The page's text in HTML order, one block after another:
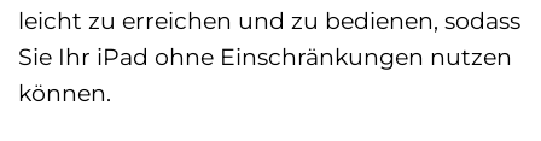
leicht zu erreichen und zu bedienen, sodass
Sie Ihr iPad ohne Einschränkungen nutzen
können.